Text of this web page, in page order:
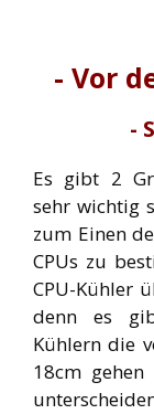
- Vor
-
Es gibt 2
sehr wichtig
zum Einen
CPUs zu
CPU-Kühler
denn es
Kühlern die
18cm